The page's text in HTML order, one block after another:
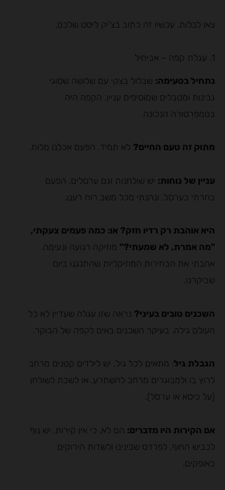
צאו לבלות, עכשיו זה כתוב בצ'יק ליסט שלכם.
1. עגלת קפה – אביחיל
נתחיל בטעימה: שבלול בצקי עם שלושה שסוגי
גבינות ומטבלים שמוסיפים עניין. הקפה היה
בטמפרטורה הנכונה
מתוק זה טעם החיים? לא תמיד. הפעם אכלנו מלוח.
עניין של נוחות: יש שולחנות וגם ערסלים. הפעם
בחרתי בערסל, ונהנתי מכל משב רוח רענן.
היא אוהבת רק רדיו חזק? או: כמה פעמים צעקתי,
"מה אמרת, לא שמעתי?" מוזיקה רגועה ונעימה.
אהבתי את הבחירות המוזיקליות שהתנגנו ביום
שביקרנו.
השכנים טובים בעיני? נראה שזו עגלה שעדיין לא כל
העולם גילה. בעיקר השכנים באים לקפה של הבוקר.
הגבלת גיל: מתאים לכל גיל, יש לילדים קטנים מרחב
לרוץ בו ולמבוגרים מרחב להשתרע, או לשבת לשולחן
(על כיסא או ערסל).
אם הקירות היו מדברים: הם לא, כי אין קירות. יש נוף
לכביש החוף, לפרדס שבינינו ולשדות הירוקים
באופקים.